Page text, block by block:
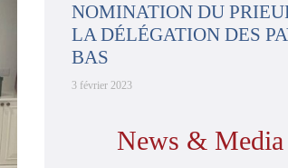
NOMINATION DU
LA DÉLÉGATION DES
BAS
3 février 2023
News & Media